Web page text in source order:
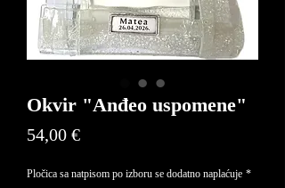
Okvir "Anđeo uspomene"
54,00 €Price
Pločica sa natpisom po izboru se dodatno naplaćuje *